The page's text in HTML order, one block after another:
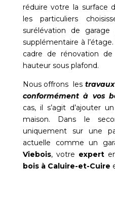
réduire votre la surface
les particuliers
surélévation de
supplémentaire à
cadre de rénovation
hauteur sous plafond.
Nous offrons les
conformément à vos
cas, il s’agit d’ajouter
maison. Dans le
uniquement sur une
actuelle comme un
Viebois, votre expert
bois à Caluire-et-Cuire